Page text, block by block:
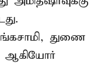
துணை
ஆகியோர்